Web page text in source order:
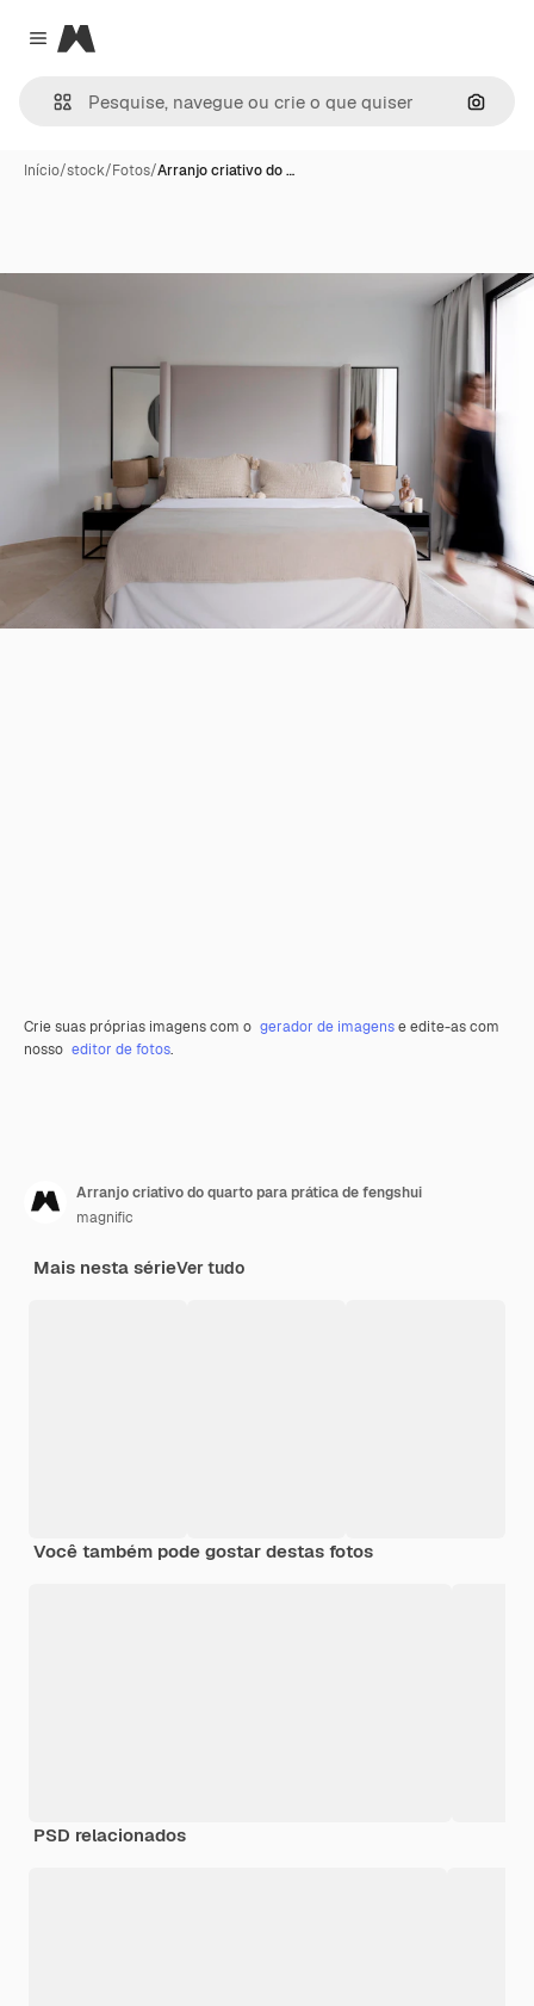
Close menu
Magnific
Início/stock/Fotos/Arranjo criativo do …
Crie suas próprias imagens com o gerador de imagense edite-as com
nosso editor de fotos.
Arranjo criativo do quarto para prática de fengshui
magnific
Mais nesta sérieVer tudo
Você também pode gostar destas fotos
PSD relacionados